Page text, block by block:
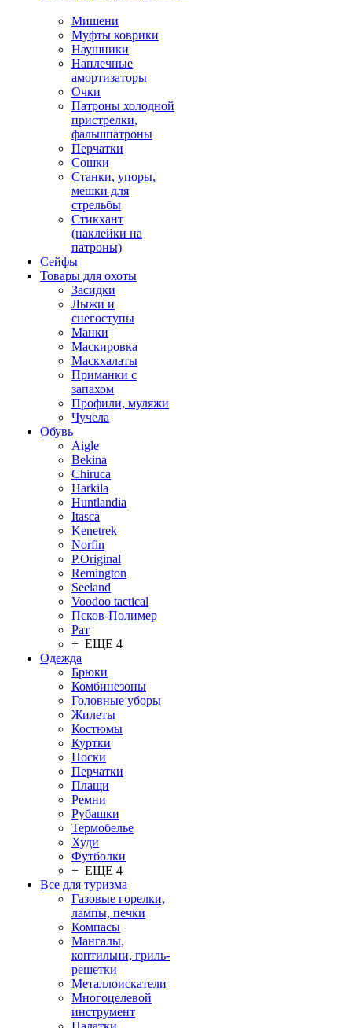
Мишени
Муфты коврики
Наушники
Наплечные
амортизаторы
Очки
Патроны холодной
пристрелки,
фальшпатроны
Перчатки
Сошки
Станки, упоры,
мешки для
стрельбы
Стикхант
(наклейки на
патроны)
Сейфы
Товары для охоты
Засидки
Лыжи и
снегоступы
Манки
Маскировка
Маскхалаты
Приманки с
запахом
Профили, муляжи
Чучела
Обувь
Aigle
Bekina
Chiruсa
Harkila
Huntlandia
Itasca
Kenetrek
Norfin
P.Original
Remington
Seeland
Voodoo tactical
Псков-Полимер
Рат
+ ЕЩЕ 4
Одежда
Брюки
Комбинезоны
Головные уборы
Жилеты
Костюмы
Куртки
Носки
Перчатки
Плащи
Ремни
Рубашки
Термобелье
Худи
Футболки
+ ЕЩЕ 4
Все для туризма
Газовые горелки,
лампы, печки
Компасы
Мангалы,
коптильни, гриль-
решетки
Металлоискатели
Многоцелевой
инструмент